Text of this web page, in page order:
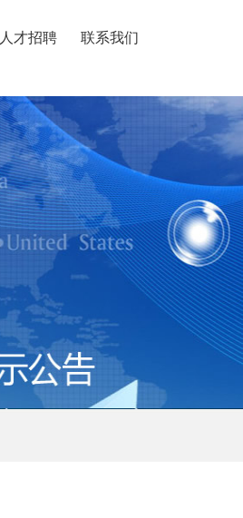
人才招聘 联系我们